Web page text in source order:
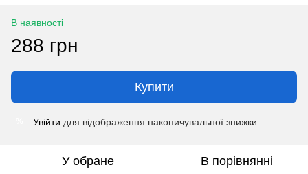
В наявності
288 грн
Купити
Увійти для відображення накопичувальної знижки
У обране В порівнянні